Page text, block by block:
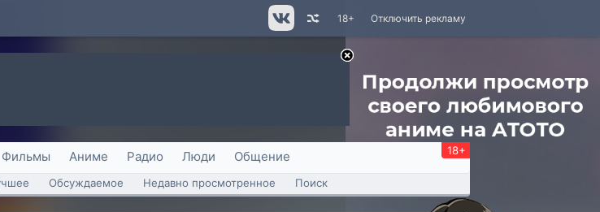
Отключить рекламу
18+
Фильмы Аниме Радио Люди Общение 18+
Обсуждаемое Недавно просмотренное Поиск